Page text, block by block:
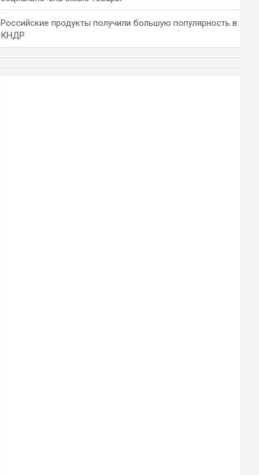
Российские продукты получили большую популярность в
КНДР